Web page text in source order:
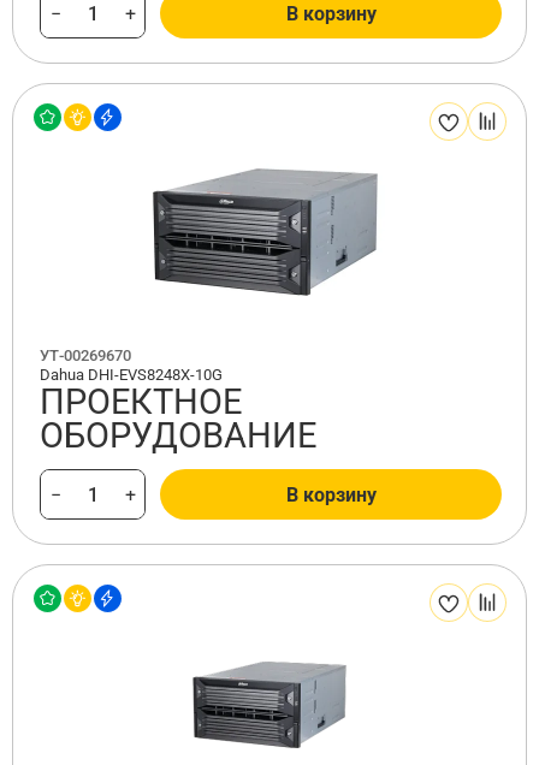
− + В корзину
УТ-00269670
Dahua DHI-EVS8248X-10G
ПРОЕКТНОЕ
ОБОРУДОВАНИЕ
− + В корзину